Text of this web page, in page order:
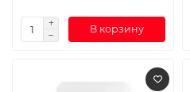
В корзину